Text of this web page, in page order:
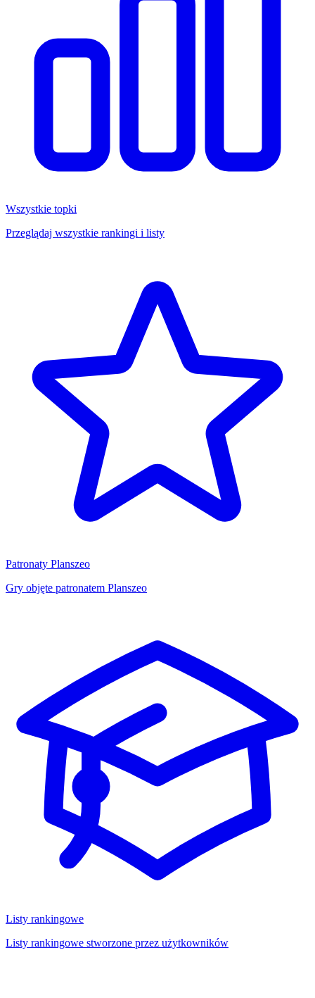
Wszystkie topki
Przeglądaj wszystkie rankingi i listy
Patronaty Planszeo
Gry objęte patronatem Planszeo
Listy rankingowe
Listy rankingowe stworzone przez użytkowników